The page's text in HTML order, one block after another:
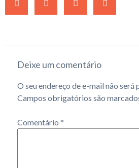
Deixe um comentário
O seu endereço de e-mail não será
Campos obrigatórios são
Comentário *